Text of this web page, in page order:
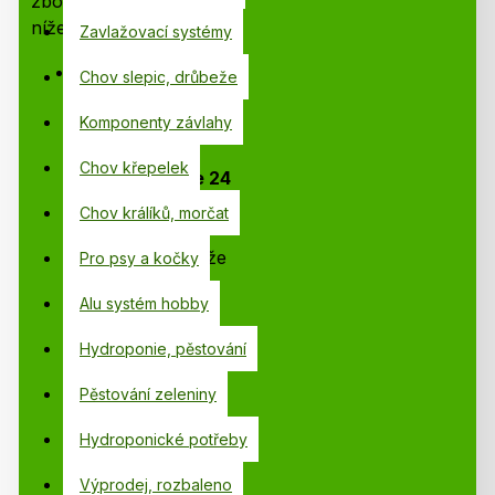
Zavlažovací systémy
Chov slepic, drůbeže
Komponenty závlahy
Chov křepelek
Chov králíků, morčat
Pro psy a kočky
Alu systém hobby
Hydroponie, pěstování
Pěstování zeleniny
Hydroponické potřeby
Výprodej, rozbaleno
níže.
Na výrobek v
Rozbaleno je
záruka v délce 24
měsíců.Výrobek
rozbalený a může
nebo náhradní
obal, např. z
důvodu nafocení
zboží do našeho
balení je kompletní